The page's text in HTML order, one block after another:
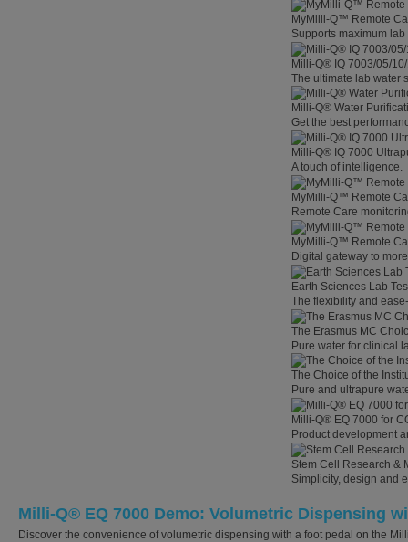
MyMilli-Q™ Remote
Supports maximum
Milli-Q® IQ 7003/05/
The ultimate lab water
Milli-Q® Water
Get the best
Milli-Q® IQ 7000
A touch of intelligence.
MyMilli-Q™ Remote
Remote Care
MyMilli-Q™ Remote
Digital gateway to
Earth Sciences Lab
The flexibility and
The Erasmus MC
Pure water for clinical
The Choice of the
Pure and ultrapure
Milli-Q® EQ 7000 for
Product development
Stem Cell Research &
Simplicity, design and
Milli-Q® EQ 7000 Demo: Volumetric Dispensing
Discover the convenience of volumetric dispensing with a foot pedal on the